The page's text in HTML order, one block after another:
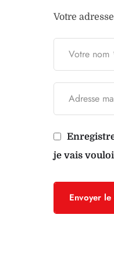
Votre
je vais
Envoyer